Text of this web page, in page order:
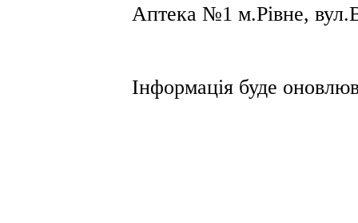
Аптека №1 м.Рівне, вул.
Інформація буде